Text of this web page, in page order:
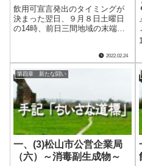
飲用可宣言発出のタイミングが
決まった翌日、９月８日土曜日
の14時、前日三間地域の末端水
質検査センターなどの負担削減
こととなっていましたので次の
採水は10日月.....
2022.02.24
第四章 新たな闘い
一、(3)松山市公営企業局
（六）～消毒副生成物～